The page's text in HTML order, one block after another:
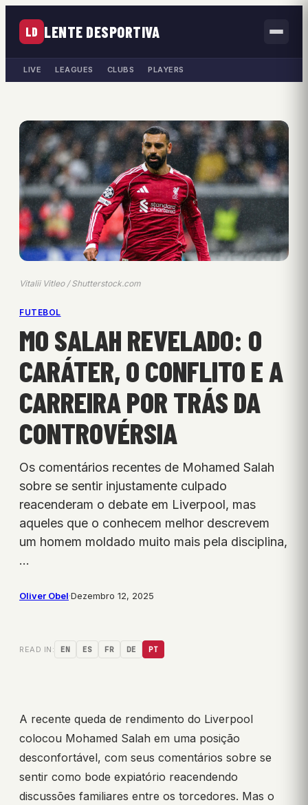
LD LENTE DESPORTIVA
LIVE LEAGUES CLUBS PLAYERS
Vitalii Vitleo / Shutterstock.com
FUTEBOL
MO SALAH REVELADO: O
CARÁTER, O CONFLITO E A
CARREIRA POR TRÁS DA
CONTROVÉRSIA
Os comentários recentes de Mohamed Salah
sobre se sentir injustamente culpado
reacenderam o debate em Liverpool, mas
aqueles que o conhecem melhor descrevem
um homem moldado muito mais pela disciplina,
…
Oliver Obel·Dezembro 12, 2025
READ IN: EN ES FR DE PT
A recente queda de rendimento do Liverpool
colocou Mohamed Salah em uma posição
desconfortável, com seus comentários sobre se
sentir como bode expiatório reacendendo
discussões familiares entre os torcedores. Mas o